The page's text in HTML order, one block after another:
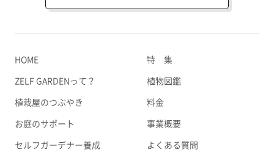
HOME
ZELF GARDENって？
植栽屋のつぶやき
お庭のサポート
セルフガーデナー養成
特 集
植物図鑑
料金
事業概要
よくある質問